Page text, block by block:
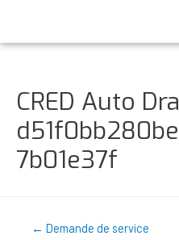
CRED Auto
7b01e37f
← Demande de service